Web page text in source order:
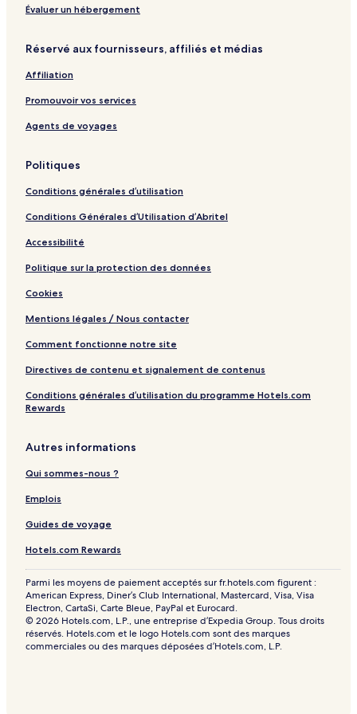
t
u
v
r
l
d
e
l
M
e
y
c
c
o
r
a
t
a
n
G
o
&
p
a
R
e
o
t
A
l
l
I
c
l
s
i
v
e
Évaluer un hébergement
Réservé aux fournisseurs, affiliés et médias
Affiliation
Promouvoir vos services
Agents de voyages
Politiques
Conditions générales d’utilisation
Conditions Générales d’Utilisation d’Abritel
Accessibilité
Politique sur la protection des données
Cookies
Mentions légales / Nous contacter
Comment fonctionne notre site
Directives de contenu et signalement de contenus
Conditions générales d’utilisation du programme Hotels.com
Rewards
Autres informations
Qui sommes-nous ?
Emplois
Guides de voyage
Hotels.com Rewards
Parmi les moyens de paiement acceptés sur fr.hotels.com figurent :
American Express, Diner’s Club International, Mastercard, Visa, Visa
Electron, CartaSi, Carte Bleue, PayPal et Eurocard.
© 2026 Hotels.com, L.P., une entreprise d’Expedia Group. Tous droits
réservés. Hotels.com et le logo Hotels.com sont des marques
commerciales ou des marques déposées d’Hotels.com, L.P.